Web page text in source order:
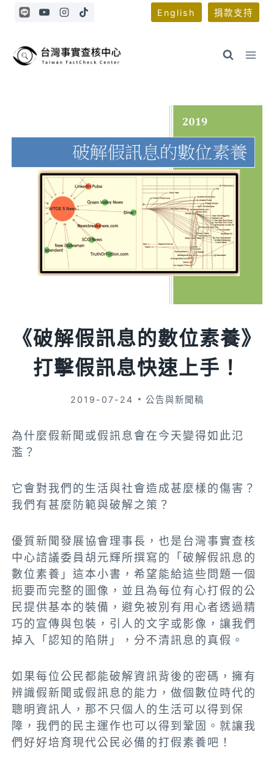
Skip
English 捐款支持
《破解假訊息的數位素養》
打擊假訊息快速上手！
2019-07-24 公告與新聞稿
為什麼假新聞或假訊息會在今天變得如此氾
濫？
它會對我們的生活與社會造成甚麼樣的傷害？
我們有甚麼防範與破解之策？
優質新聞發展協會理事長，也是台灣事實查核
中心諮議委員胡元輝所撰寫的「破解假訊息的
數位素養」這本小書，希望能給這些問題一個
扼要而完整的圖像，並且為每位有心打假的公
民提供基本的裝備，避免被別有用心者透過精
巧的宣傳與包裝，引人的文字或影像，讓我們
掉入「認知的陷阱」，分不清訊息的真假。
如果每位公民都能破解資訊背後的密碼，擁有
辨識假新聞或假訊息的能力，做個數位時代的
聰明資訊人，那不只個人的生活可以得到保
障，我們的民主運作也可以得到鞏固。就讓我
們好好培育現代公民必備的打假素養吧！